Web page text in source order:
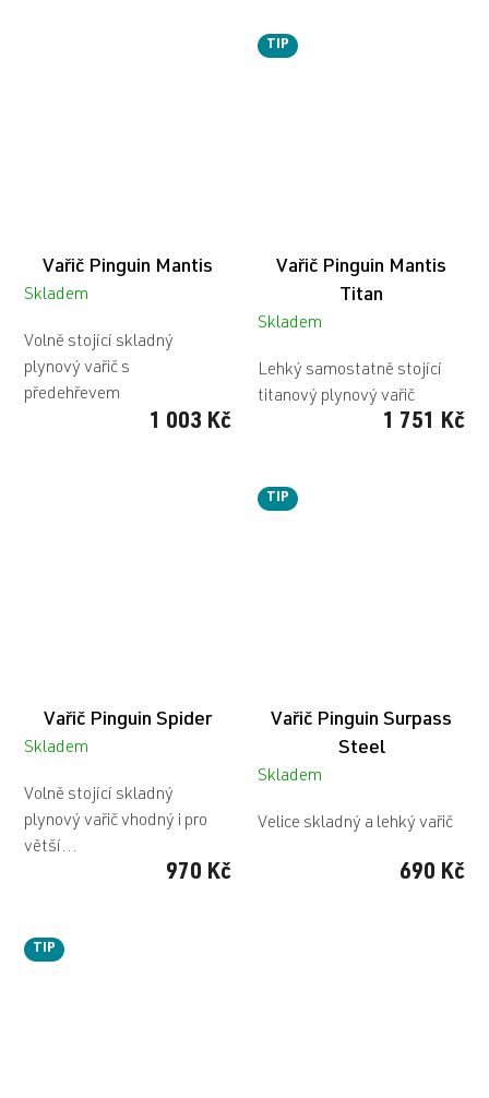
hvězdiček.
Vařič Pinguin Mantis
Skladem
1 003 Kč
Volně stojící skladný
plynový vařič s
předehřevem
TIP
Vařič Pinguin Mantis
Titan
Skladem
1 751 Kč
Lehký samostatně stojící
titanový plynový vařič
Vařič Pinguin Spider
Skladem
970 Kč
Volně stojící skladný
plynový vařič vhodný i pro
větší...
TIP
Vařič Pinguin Surpass
Steel
Skladem
690 Kč
Velice skladný a lehký vařič
TIP